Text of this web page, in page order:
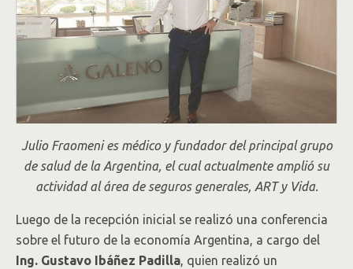
Julio Fraomeni es médico y fundador del principal grupo
de salud de la Argentina, el cual actualmente amplió su
actividad al área de seguros generales, ART y Vida.
Luego de la recepción inicial se realizó una conferencia
sobre el futuro de la economía Argentina, a cargo del
Ing. Gustavo Ibáñez Padilla, quien realizó un